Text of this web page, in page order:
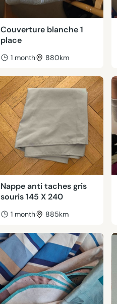
Couverture blanche 1
place
1 month 880km
Nappe anti taches gris
souris 145 X 240
1 month 885km